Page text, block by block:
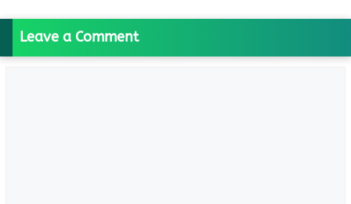
Leave a Comment